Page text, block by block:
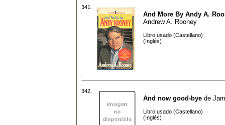
341.
And More By Andy A.
Andrew A. Rooney
Libro usado (Castellano)
(Inglés)
342.
And now good-bye de
Libro usado (Castellano)
(Inglés)